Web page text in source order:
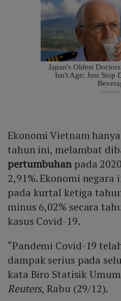
Ekonomi Vietnam
tahun ini, melambat
pertumbuhan pada
2,91%. Ekonomi
pada kurtal ketiga
minus 6,02% secara
kasus Covid-19.
“Pandemi Covid-19
dampak serius pada
kata Biro Statisik
Reuters, Rabu (29/12).